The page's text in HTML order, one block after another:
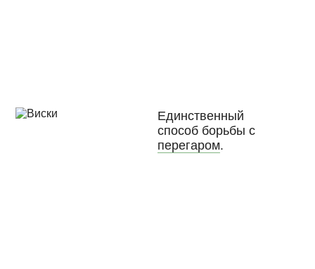
Единственный
способ борьбы с
перегаром.